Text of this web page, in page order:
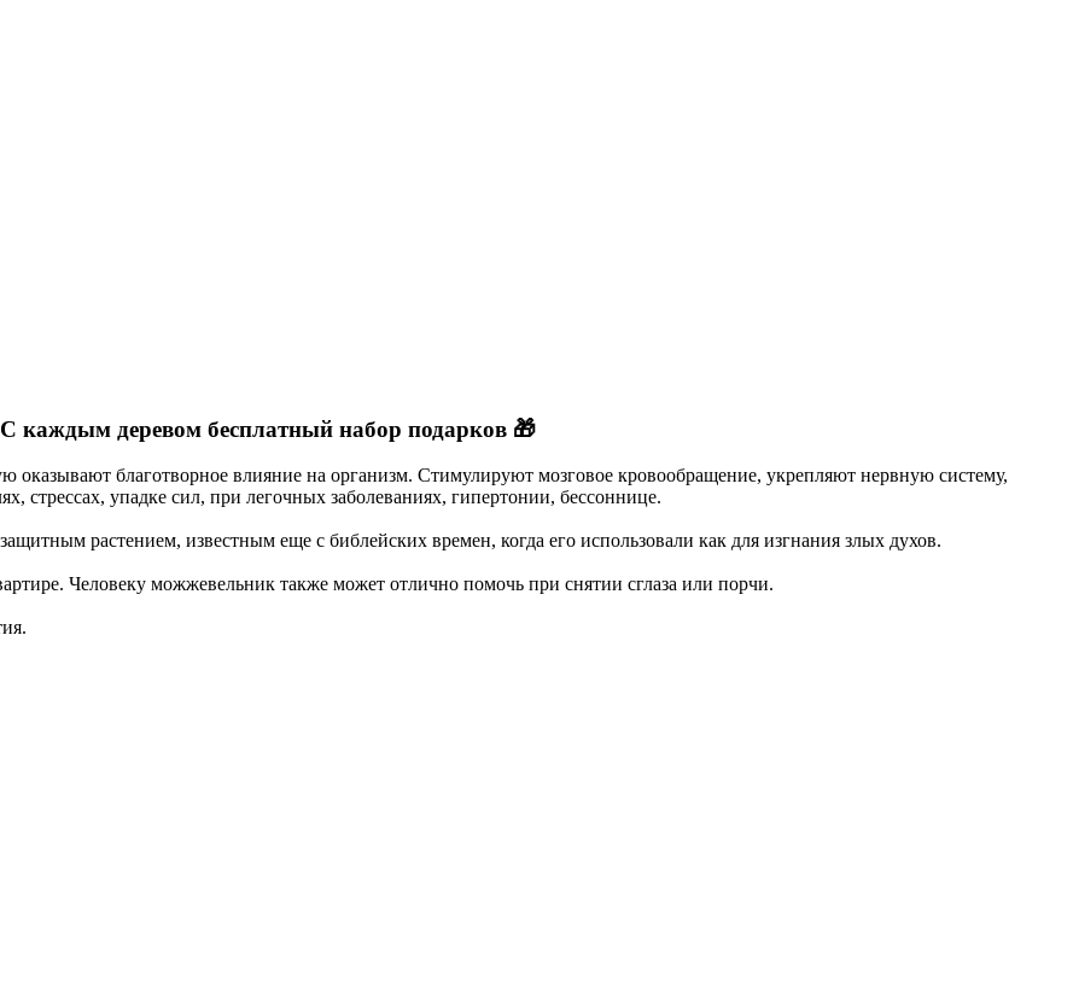
С каждым деревом бесплатный набор подарков 🎁
благотворное влияние на организм. Стимулируют мозговое кровообращение, укрепляют нервную систему,
упадке сил, при легочных заболеваниях, гипертонии, бессоннице.
растением, известным еще с библейских времен, когда его использовали как для изгнания злых духов.
Человеку можжевельник также может отлично помочь при снятии сглаза или порчи.